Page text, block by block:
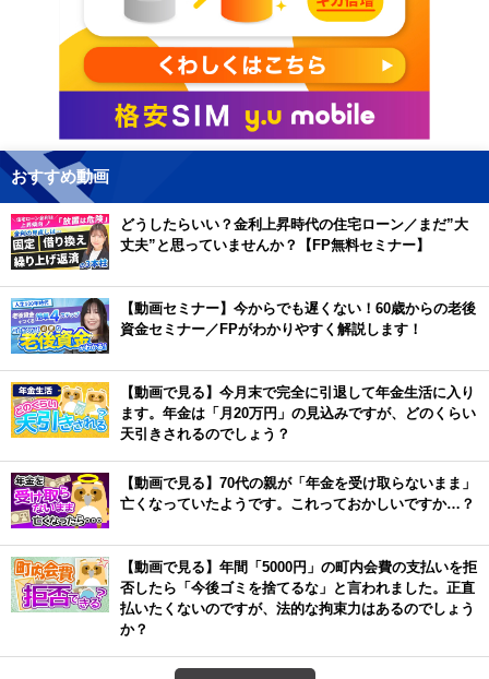
おすすめ動画
どうしたらいい？金利上昇時代の住宅ローン／まだ”大
丈夫”と思っていませんか？【FP無料セミナー】
【動画セミナー】今からでも遅くない！60歳からの老後
資金セミナー／FPがわかりやすく解説します！
【動画で見る】今月末で完全に引退して年金生活に入り
ます。年金は「月20万円」の見込みですが、どのくらい
天引きされるのでしょう？
【動画で見る】70代の親が「年金を受け取らないまま」
亡くなっていたようです。これっておかしいですか…？
【動画で見る】年間「5000円」の町内会費の支払いを拒
否したら「今後ゴミを捨てるな」と言われました。正直
払いたくないのですが、法的な拘束力はあるのでしょう
か？